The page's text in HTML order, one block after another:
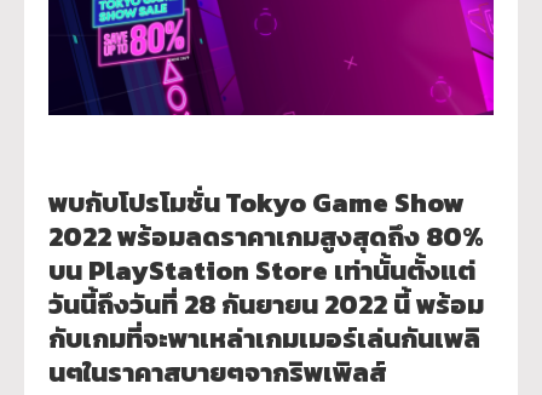
พบกับโปรโมชั่น Tokyo Game Show
2022 พร้อมลดราคาเกมสูงสุดถึง 80%
บน PlayStation Store เท่านั้นตั้งแต่
วันนี้ถึงวันที่ 28 กันยายน 2022 นี้ พร้อม
กับเกมที่จะพาเหล่าเกมเมอร์เล่นกันเพลิ
นๆในราคาสบายๆจากริพเพิลส์